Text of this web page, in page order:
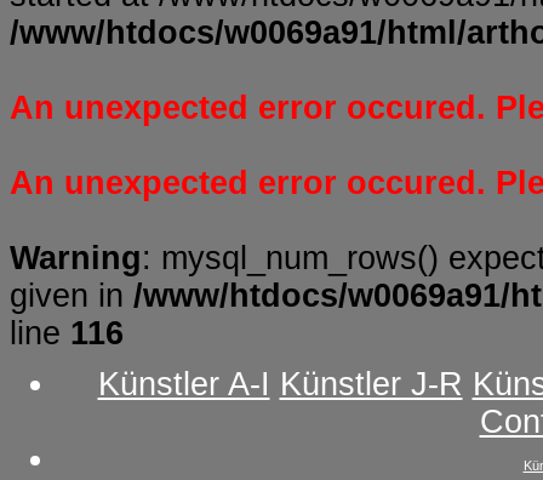
/www/htdocs/w0069a91/html/
An unexpected error occured.
An unexpected error occured.
Warning: mysql_num_rows()
given in /www/htdocs/w0069a91/
line 116
Künstler A-I Künstler J-R